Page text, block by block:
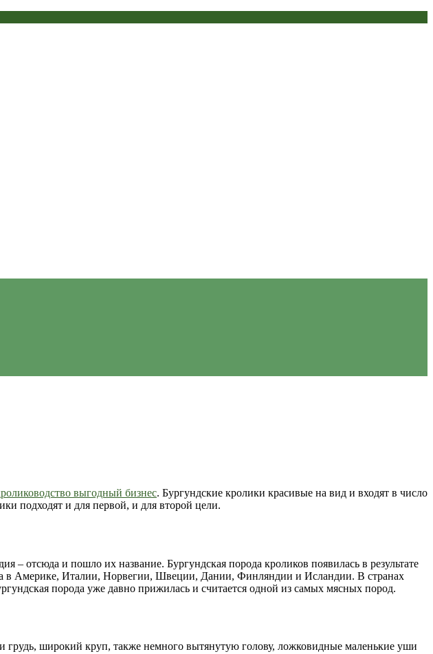
выгодный бизнес. Бургундские кролики красивые на вид и входят в число
подходят и для первой, и для второй цели.
отсюда и пошло их название. Бургундская порода кроликов появилась в результате
в Америке, Италии, Норвегии, Швеции, Дании, Финляндии и Исландии. В странах
порода уже давно прижилась и считается одной из самых мясных пород.
широкий круп, также немного вытянутую голову, ложковидные маленькие уши